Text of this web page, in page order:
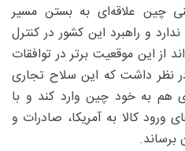
چین علاقه‌ای به بستن مسیر
و راهبرد این کشور در کنترل
از این موقعیت برتر در توافقات
نظر داشت که این سلاح تجاری
هم به خود چین وارد کند و با
ورود کالا به آمریکا، صادرات و
برساند.